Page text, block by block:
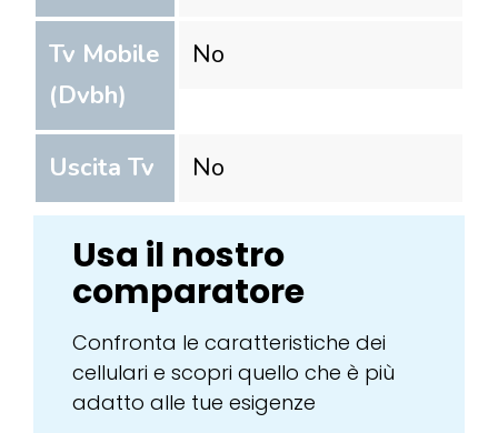
Tv Mobile
(Dvbh)
No
Uscita Tv No
Usa il nostro
comparatore
Confronta le caratteristiche dei
cellulari e scopri quello che è più
adatto alle tue esigenze